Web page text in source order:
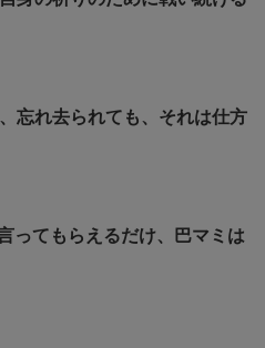
忘れ去られても、それは仕方
ってもらえるだけ、巴マミは